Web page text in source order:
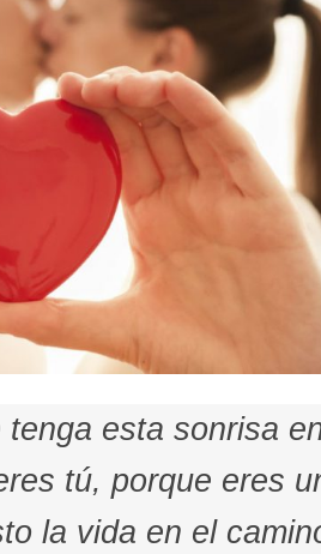
esta sonrisa
tú, porque eres
la vida en el